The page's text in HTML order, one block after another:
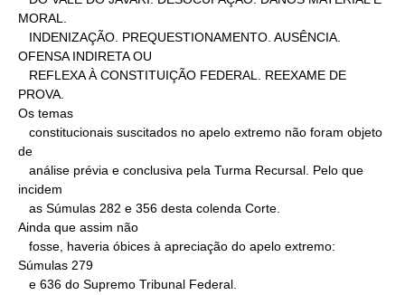
MORAL.
OFENSA INDIRETA OU
PROVA.
Os temas
de
incidem
Ainda que assim não
Súmulas 279